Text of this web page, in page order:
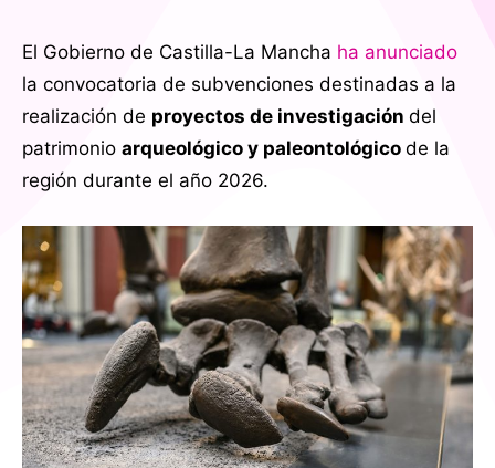
El Gobierno de Castilla-La Mancha ha anunciado
la convocatoria de subvenciones destinadas a la
realización de proyectos de investigación del
patrimonio arqueológico y paleontológico de la
región durante el año 2026.